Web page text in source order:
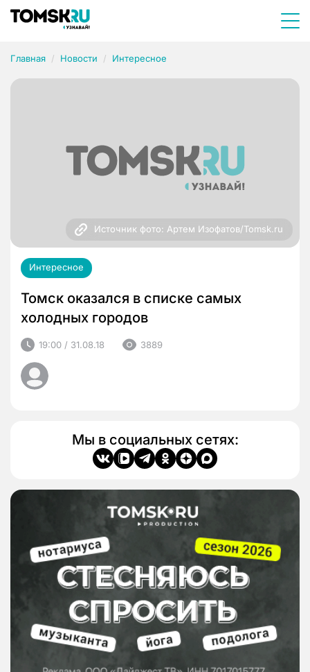
Главная Новости Интересное
Источник фото: Артем Изофатов/Tomsk.ru
Интересное
Томск оказался в списке самых
холодных городов
19:00 / 31.08.18 3889
Мы в социальных сетях: